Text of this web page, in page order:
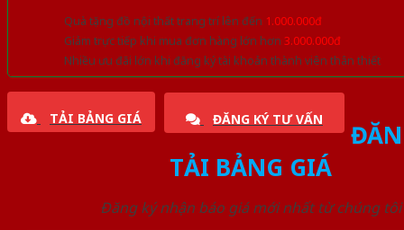
Quà tặng đồ nội thất trang trí lên đến 1.000.000đ
Giảm trực tiếp khi mua đơn hàng lớn hơn 3.000.000đ
Nhiều ưu đãi lớn khi đăng ký tài khoản thành viên thân thiết
TẢI BẢNG GIÁ ĐĂNG KÝ TƯ VẤN
TẢI BẢNG GIÁ
Đăng ký nhận báo giá mới nhất từ chúng tôi